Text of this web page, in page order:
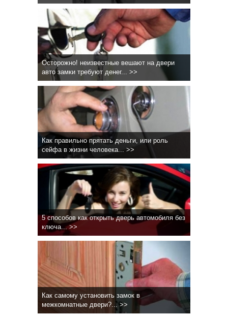
Осторожно! неизвестные вешают на двери
авто замки требуют денег... >>
Как правильно прятать деньги, или роль
сейфа в жизни человека... >>
5 способов как открыть дверь автомобиля без
ключа... >>
Как самому установить замок в
межкомнатные двери?... >>